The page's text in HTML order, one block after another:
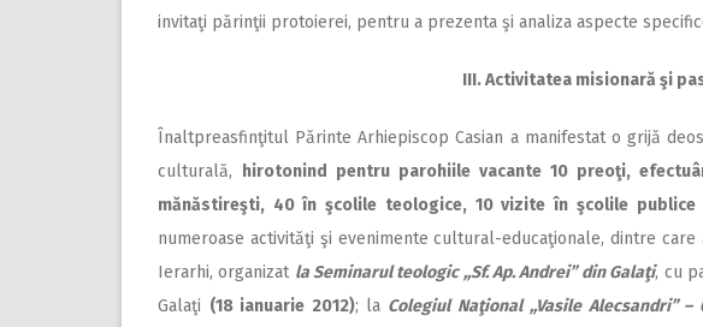
invitaţi părinţii protoierei, pentru a prezenta şi analiza aspecte
III. Activitatea misionară şi
Înaltpreasfinţitul Părinte Arhiepiscop Casian a manifestat o grijă
culturală,
hirotonind pentru parohiile vacante 10 preoţi,
mănăstireşti, 40 în şcolile teologice, 10 vizite în şcolile publice
numeroase activităţi şi evenimente cultural-educaţionale, dintre
Ierarhi, organizat la Seminarul teologic ,,Sf. Ap. Andrei” din Galaţi, cu
Galaţi (18 ianuarie 2012); la Colegiul Naţional ,,Vasile Alecsandri” –